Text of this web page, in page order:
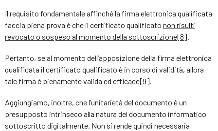
Il requisito fondamentale affinché la firma elettronica qualificata
faccia piena prova è che il certificato qualificato non risulti
revocato o sospeso al momento della sottoscrizione[8].
Pertanto, se al momento dell’apposizione della firma elettronica
qualificata il certificato qualificato è in corso di validità, allora
tale firma è pienamente valida ed efficace[9].
Aggiungiamo, inoltre, che l’unitarietà del documento è un
presupposto intrinseco alla natura del documento informatico
sottoscritto digitalmente. Non si rende quindi necessaria